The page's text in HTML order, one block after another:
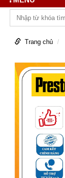
Trang chủ